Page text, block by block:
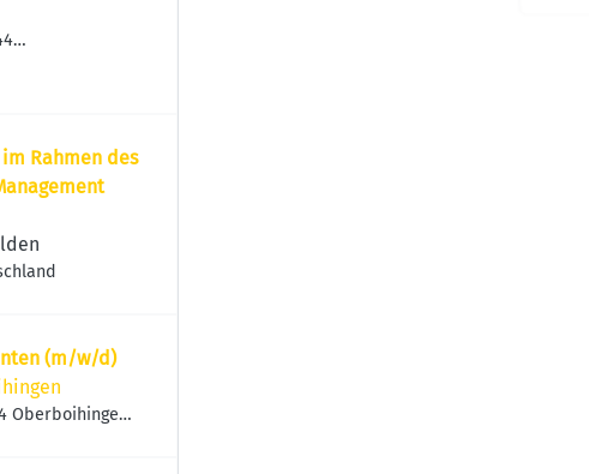
Rahmen des
(m/w/d)
Oberboihingen,